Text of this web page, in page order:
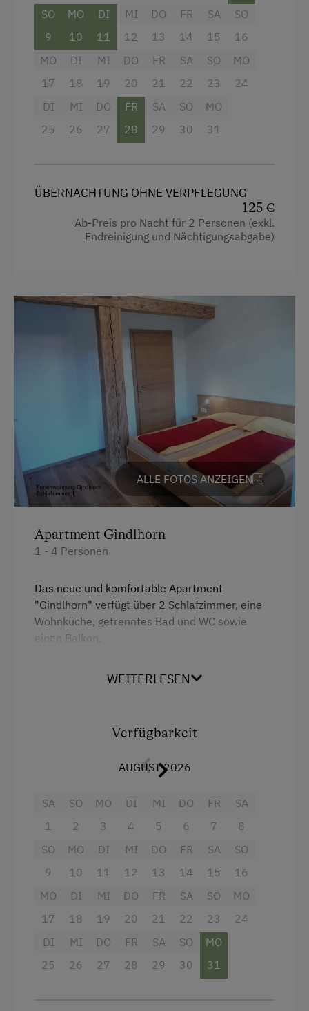
Nordic Walking
Radwege
Reiten
Reitwege
Rodelbahn in der Nähe
Tischtennis
Wandern
Wintersport
Außenschwimmbecken
Fitnessprogramm
Infrarotkabine
Spa / Wellnessbereich
Whirlpool
Zusätzliche Ausstattungsmerkmale
Ausstattung
Ausziehcouch
Doppelbett (Kingsize)
SO
9
MO
10
DI
11
MI
12
DO
13
FR
14
SA
15
SO
16
MO
17
DI
18
MI
19
DO
20
FR
21
SA
22
SO
23
MO
24
DI
25
MI
26
DO
27
FR
28
SA
29
SO
30
MO
31
ÜBERNACHTUNG OHNE VERPFLEGUNG
125 €
Ab-Preis pro Nacht für 2 Personen (exkl.
Endreinigung und Nächtigungsabgabe)
ALLE FOTOS ANZEIGEN
Apartment Gindlhorn
1 - 4 Personen
Das neue und komfortable Apartment
"Gindlhorn" verfügt über 2 Schlafzimmer, eine
Wohnküche, getrenntes Bad und WC sowie
einen Balkon.
als Selbstversorger buchen (bitte auch
4 Plattenherd
Radio
WEITERLESEN
Verfügbarkeit
AUGUST 2026
SA
1
SO
2
MO
3
DI
4
MI
5
DO
6
FR
7
SA
8
SO
9
MO
10
DI
11
MI
12
DO
13
FR
14
SA
15
SO
16
MO
17
DI
18
MI
19
DO
20
FR
21
SA
22
SO
23
MO
24
DI
25
MI
26
DO
27
FR
28
SA
29
SO
30
MO
31